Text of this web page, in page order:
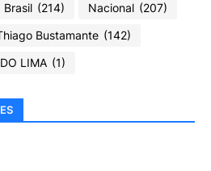
Brasil (214) Nacional (207)
Bustamante (142)
LIMA (1)